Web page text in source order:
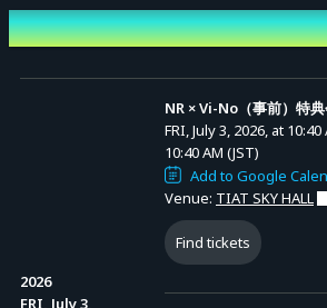
momo/木下湧仁/りゅーの/Reine/mayu
面会
(3枚購入で1枚にサイン！)
40秒間で1枚チェキを撮影。
ピンまたはツーショットになります。
Event Date and Time
2026
FRI, July 3,
NR × Vi-No（事前）特
FRI, July 3, 2026, at 10:40
10:40 AM (JST)
Add to Google
Venue: TIAT SKY HALL
Find tickets